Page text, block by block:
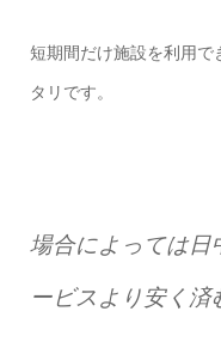
短期間だけ施設を利用
タリです。
場合によっては日
ービスより安く済